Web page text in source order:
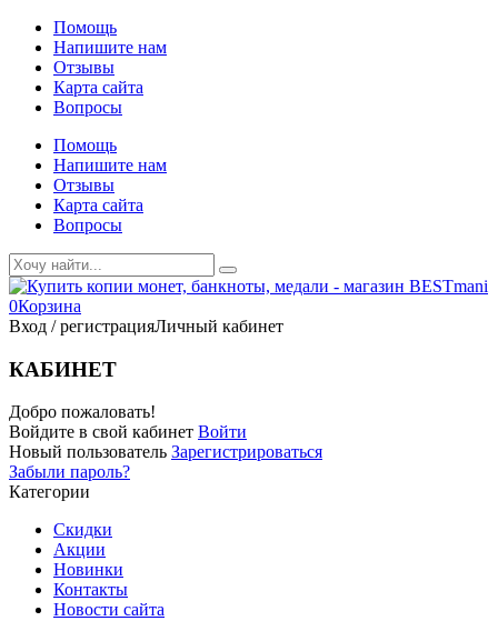
Помощь
Напишите нам
Отзывы
Карта сайта
Вопросы
Помощь
Напишите нам
Отзывы
Карта сайта
Вопросы
0Корзина
Вход / регистрацияЛичный кабинет
КАБИНЕТ
Добро пожаловать!
Войдите в свой кабинет Войти
Новый пользователь Зарегистрироваться
Забыли пароль?
Категории
Скидки
Акции
Новинки
Контакты
Новости сайта